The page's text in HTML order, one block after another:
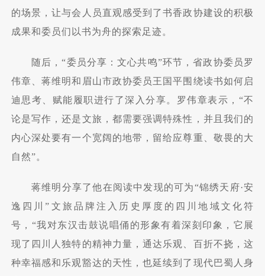
的场景，让与会人员直观感受到了书香政协建设的积极
成果和委员们以书为舟的探索足迹。
随后，“委员分享：文心共鸣”环节，省政协委员罗
伟章、蒋维明和眉山市政协委员王国平围绕读书如何启
迪思考、赋能履职进行了深入分享。罗伟章表示，“不
论是写作，还是文旅，都需要强调特殊性，并且我们的
内心深处要有一个宽阔的地带，留给应尊重、敬畏的大
自然”。
蒋维明分享了他在阅读中发现的可为“锦绣天府·安
逸四川”文旅品牌注入历史厚度的四川地域文化符
号，“我对东汉击鼓说唱俑的形象有着深刻印象，它展
现了四川人独特的精神力量，通达乐观、百折不挠，这
种幸福感和乐观豁达的天性，也延续到了现代巴蜀人身